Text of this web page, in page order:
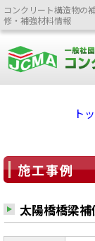
コンクリート構造物の
修・補強材料情報
ト
施工事例
太陽橋橋梁